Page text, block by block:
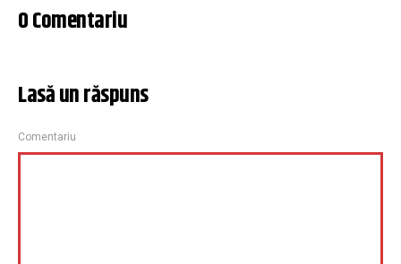
0 Comentariu
Lasă un răspuns
Comentariu